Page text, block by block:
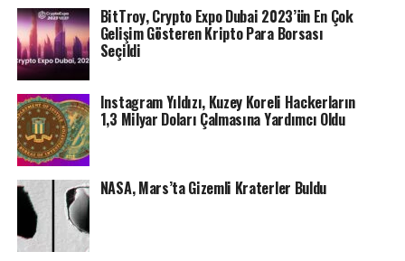
BitTroy, Crypto Expo Dubai 2023’ün En Çok
Gelişim Gösteren Kripto Para Borsası
Seçildi
Instagram Yıldızı, Kuzey Koreli Hackerların
1,3 Milyar Doları Çalmasına Yardımcı Oldu
NASA, Mars’ta Gizemli Kraterler Buldu